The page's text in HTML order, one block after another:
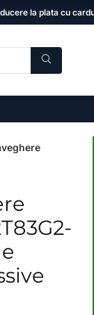
la plata cu